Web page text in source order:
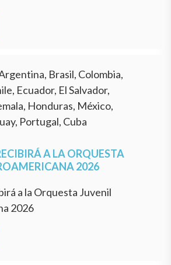
Brasil, Colombia,
Ecuador, El Salvador,
Honduras, México,
Portugal, Cuba
A LA ORQUESTA
2026
a la Orquesta Juvenil
2026